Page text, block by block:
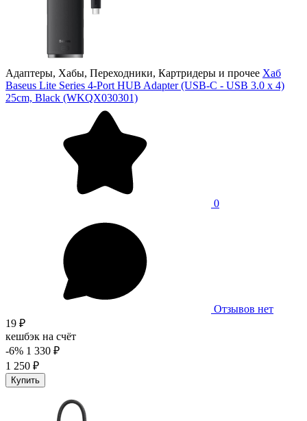
Адаптеры, Хабы, Переходники, Картридеры и прочее Хаб
Baseus Lite Series 4-Port HUB Adapter (USB-C - USB 3.0 х 4)
25cm, Black (WKQX030301)
0
Отзывов нет
19 ₽
кешбэк на счёт
-6% 1 330 ₽
1 250 ₽
Купить